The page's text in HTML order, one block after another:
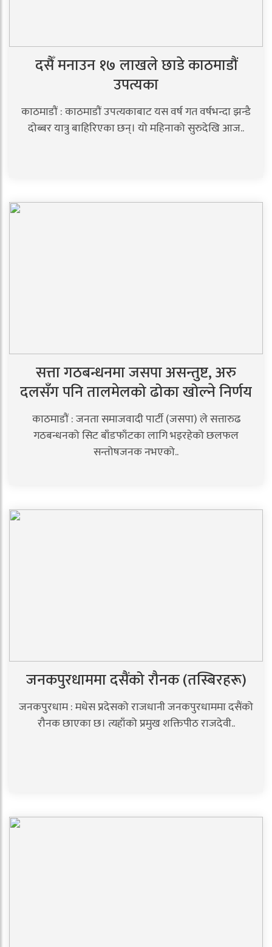
दसैँ मनाउन १७ लाखले छाडे काठमाडौं
उपत्यका
काठमाडौं : काठमाडौं उपत्यकाबाट यस वर्ष गत वर्षभन्दा झन्डै
दोब्बर यात्रु बाहिरिएका छन्। यो महिनाको सुरुदेखि आज..
सत्ता गठबन्धनमा जसपा असन्तुष्ट, अरु
दलसँग पनि तालमेलको ढोका खोल्ने निर्णय
काठमाडौं : जनता समाजवादी पार्टी (जसपा) ले सत्तारुढ
गठबन्धनको सिट बाँडफाँटका लागि भइरहेको छलफल
सन्तोषजनक नभएको..
जनकपुरधाममा दसैंको रौनक (तस्बिरहरू)
जनकपुरधाम : मधेस प्रदेसको राजधानी जनकपुरधाममा दसैंको
रौनक छाएका छ। त्यहाँको प्रमुख शक्तिपीठ राजदेवी..